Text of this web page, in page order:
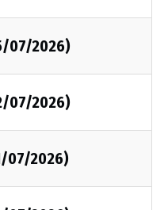
07/2026)
07/2026)
07/2026)